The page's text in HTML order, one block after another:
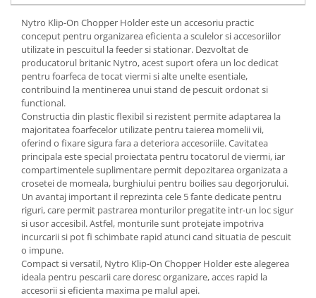
Nytro Klip-On Chopper Holder este un accesoriu practic
conceput pentru organizarea eficienta a sculelor si accesoriilor
utilizate in pescuitul la feeder si stationar. Dezvoltat de
producatorul britanic Nytro, acest suport ofera un loc dedicat
pentru foarfeca de tocat viermi si alte unelte esentiale,
contribuind la mentinerea unui stand de pescuit ordonat si
functional.
Constructia din plastic flexibil si rezistent permite adaptarea la
majoritatea foarfecelor utilizate pentru taierea momelii vii,
oferind o fixare sigura fara a deteriora accesoriile. Cavitatea
principala este special proiectata pentru tocatorul de viermi, iar
compartimentele suplimentare permit depozitarea organizata a
crosetei de momeala, burghiului pentru boilies sau degorjorului.
Un avantaj important il reprezinta cele 5 fante dedicate pentru
riguri, care permit pastrarea monturilor pregatite intr-un loc sigur
si usor accesibil. Astfel, monturile sunt protejate impotriva
incurcarii si pot fi schimbate rapid atunci cand situatia de pescuit
o impune.
Compact si versatil, Nytro Klip-On Chopper Holder este alegerea
ideala pentru pescarii care doresc organizare, acces rapid la
accesorii si eficienta maxima pe malul apei.